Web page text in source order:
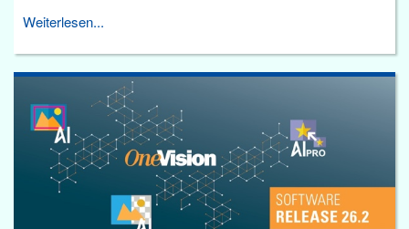
Weiterlesen...